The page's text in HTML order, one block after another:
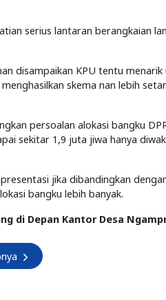
serius lantaran berangkaian
disampaikan KPU tentu
skema nan lebih
persoalan alokasi bangku
sekitar 1,9 juta jiwa hanya
jika dibandingkan
bangku lebih banyak.
di Depan Kantor Desa